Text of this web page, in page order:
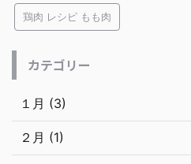
鶏肉 レシピ もも肉
カテゴリー
１月 (3)
２月 (1)